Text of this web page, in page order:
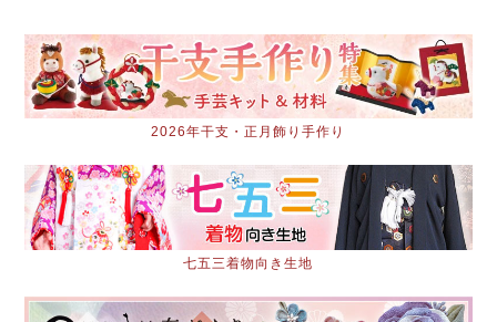
2026年干支・正月飾り手作り
七五三着物向き生地